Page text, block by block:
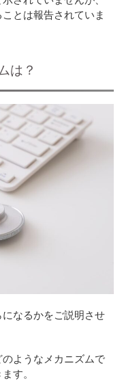
とは報告されていま
は？
なるかをご説明させ
ようなメカニズムで
す。